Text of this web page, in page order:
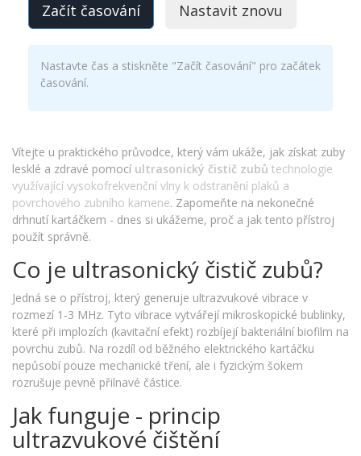
Začít časování Nastavit znovu
Nastavte čas a stiskněte "Začít časování" pro začátek
časování.
Vítejte u praktického průvodce, který vám ukáže, jak získat zuby
lesklé a zdravé pomocí ultrasonický čistič zubů technologie
využívající vysokofrekvenční vlny k odstranění plaků a
povrchového zubního kamene. Zapomeňte na nekonečné
drhnutí kartáčkem - dnes si ukážeme, proč a jak tento přístroj
použít správně.
Co je ultrasonický čistič zubů?
Jedná se o přístroj, který generuje ultrazvukové vibrace v
rozmezí 1‑3 MHz. Tyto vibrace vytvářejí mikroskopické bublinky,
které při implozích (kavitační efekt) rozbíjejí bakteriální biofilm na
povrchu zubů. Na rozdíl od běžného elektrického kartáčku
nepůsobí pouze mechanické tření, ale i fyzickým šokem
rozrušuje pevně přilnavé částice.
Jak funguje - princip
ultrazvukové čištění